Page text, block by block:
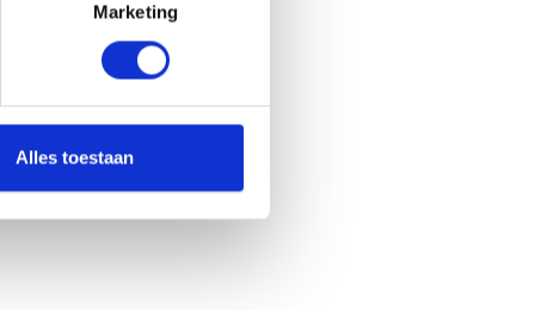
Marketing
Alles toestaan